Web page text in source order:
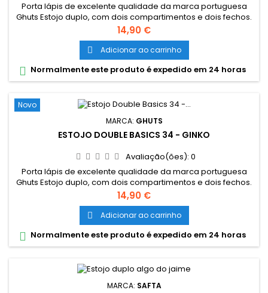
Porta lápis de excelente qualidade da marca portuguesa
Ghuts Estojo duplo, com dois compartimentos e dois fechos.
Dimensões: 20,5 x 9,5 x 8 cm Características: Polyester 600D;
Fechos e cursor certificados YKK
Preço
14,90 €
 Adicionar ao carrinho
 Normalmente este produto é expedido em 24 horas
Novo
MARCA: GHUTS
ESTOJO DOUBLE BASICS 34 - GINKO
Avaliação(ões): 0
Porta lápis de excelente qualidade da marca portuguesa
Ghuts Estojo duplo, com dois compartimentos e dois fechos.
Dimensões: 20,5 x 9,5 x 8 cm Características: Polyester 600D;
Fechos e cursor certificados YKK
Preço
14,90 €
 Adicionar ao carrinho
 Normalmente este produto é expedido em 24 horas
MARCA: SAFTA